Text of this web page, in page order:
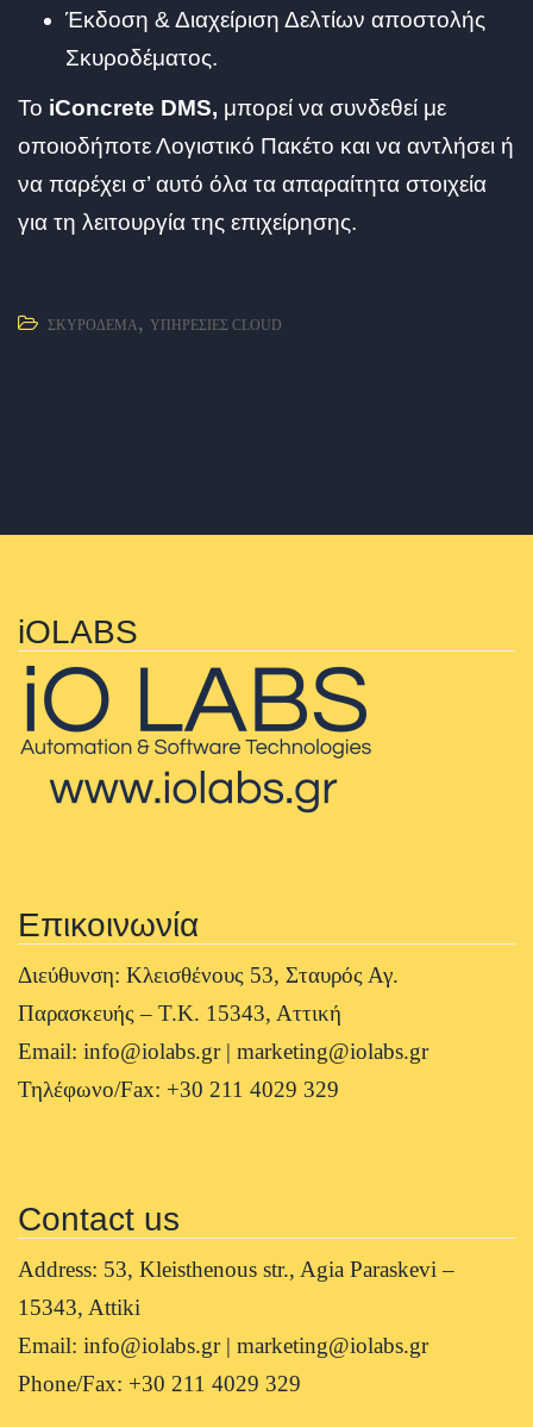
Έκδοση & Διαχείριση Δελτίων αποστολής
Σκυροδέματος.
To iConcrete DMS, μπορεί να συνδεθεί με
οποιοδήποτε Λογιστικό Πακέτο και να αντλήσει ή
να παρέχει σ’ αυτό όλα τα απαραίτητα στοιχεία
για τη λειτουργία της επιχείρησης.
ΣΚΥΡΌΔΕΜΑ, ΥΠΗΡΕΣΊΕΣ CLOUD
iOLABS
Επικοινωνία
Διεύθυνση: Κλεισθένους 53, Σταυρός Αγ.
Παρασκευής – Τ.Κ. 15343, Αττική
Email: info@iolabs.gr | marketing@iolabs.gr
Τηλέφωνο/Fax: +30 211 4029 329
Contact us
Address: 53, Kleisthenous str., Agia Paraskevi –
15343, Attiki
Email: info@iolabs.gr | marketing@iolabs.gr
Phone/Fax: +30 211 4029 329